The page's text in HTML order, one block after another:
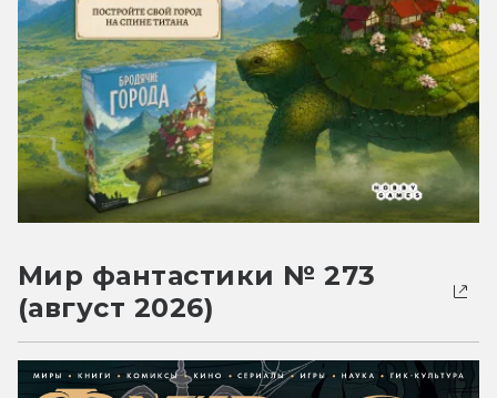
Мир фантастики № 273
(август 2026)